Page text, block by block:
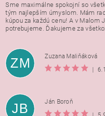
Sme maximálne spokojní so
tým najlepším úmyslom. Mám
kúpou za každú cenu! A v Malom
potrebujeme. Ďakujeme za
ZM
Zuzana Maliňáková
|
JB
Ján Boroň